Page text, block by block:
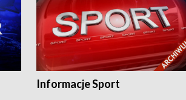
Informacje Sport